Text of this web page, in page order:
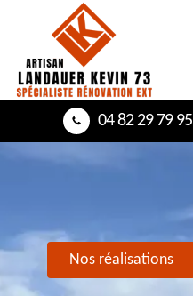
04 82 29 79 95
Nos réalisations